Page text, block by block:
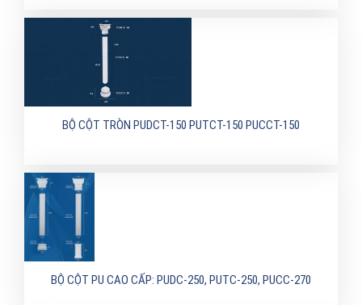
BỘ CỘT TRÒN PUDCT-150 PUTCT-150 PUCCT-150
BỘ CỘT PU CAO CẤP: PUDC-250, PUTC-250, PUCC-270